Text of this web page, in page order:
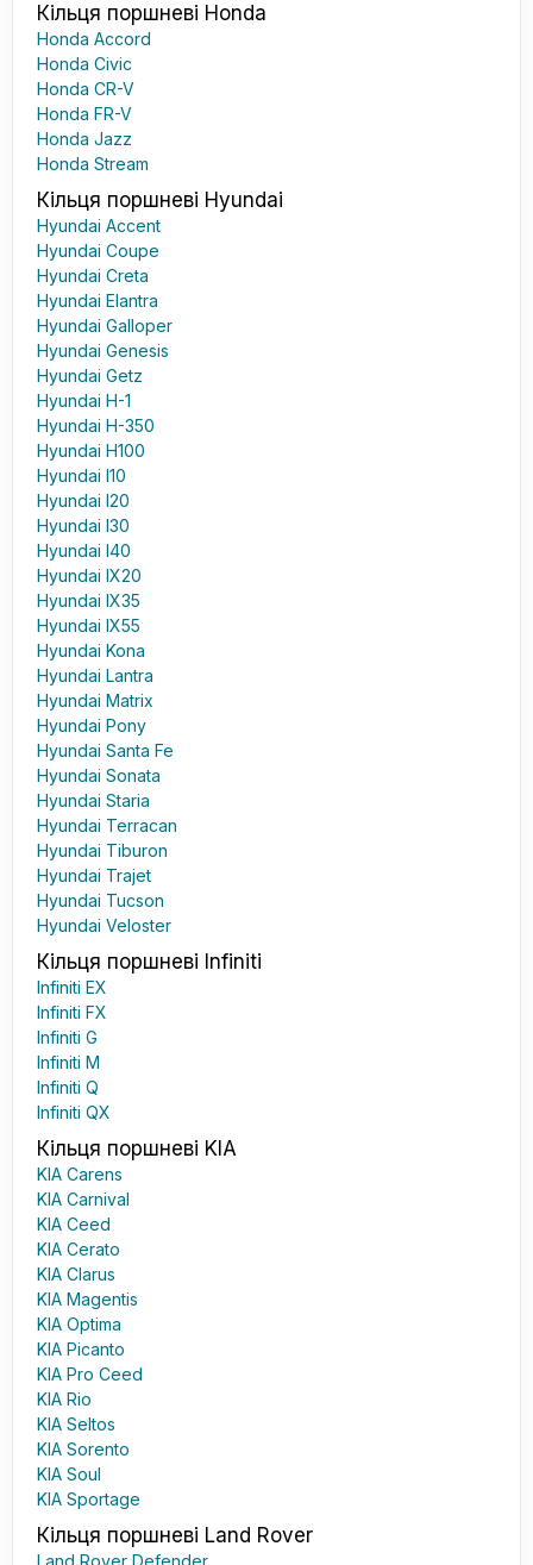
Кільця поршневі Honda
Honda Accord
Honda Civic
Honda CR-V
Honda FR-V
Honda Jazz
Honda Stream
Кільця поршневі Hyundai
Hyundai Accent
Hyundai Coupe
Hyundai Creta
Hyundai Elantra
Hyundai Galloper
Hyundai Genesis
Hyundai Getz
Hyundai H-1
Hyundai H-350
Hyundai H100
Hyundai I10
Hyundai I20
Hyundai I30
Hyundai I40
Hyundai IX20
Hyundai IX35
Hyundai IX55
Hyundai Kona
Hyundai Lantra
Hyundai Matrix
Hyundai Pony
Hyundai Santa Fe
Hyundai Sonata
Hyundai Staria
Hyundai Terracan
Hyundai Tiburon
Hyundai Trajet
Hyundai Tucson
Hyundai Veloster
Кільця поршневі Infiniti
Infiniti EX
Infiniti FX
Infiniti G
Infiniti M
Infiniti Q
Infiniti QX
Кільця поршневі KIA
KIA Carens
KIA Carnival
KIA Ceed
KIA Cerato
KIA Clarus
KIA Magentis
KIA Optima
KIA Picanto
KIA Pro Ceed
KIA Rio
KIA Seltos
KIA Sorento
KIA Soul
KIA Sportage
Кільця поршневі Land Rover